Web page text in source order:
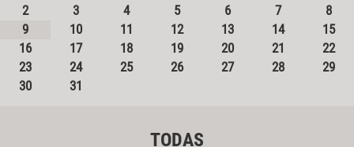
2
3 4 5 6 7
8
9
10 11 12 13 14
15
16
17 18 19 20 21
22
23
24 25 26 27 28
29
30
31
TODAS